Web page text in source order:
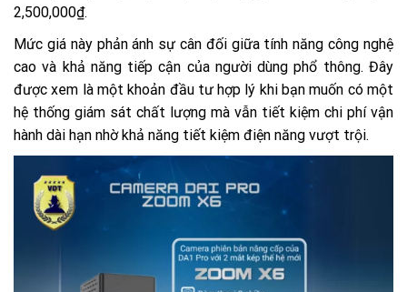
2,500,000₫.
Mức giá này phản ánh sự cân đối giữa tính năng công nghệ
cao và khả năng tiếp cận của người dùng phổ thông. Đây
được xem là một khoản đầu tư hợp lý khi bạn muốn có một
hệ thống giám sát chất lượng mà vẫn tiết kiệm chi phí vận
hành dài hạn nhờ khả năng tiết kiệm điện năng vượt trội.